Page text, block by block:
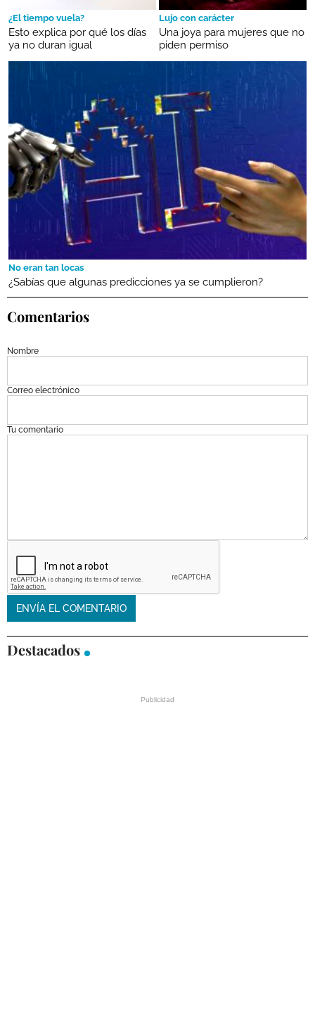
¿El tiempo vuela?
Esto explica por qué los días
ya no duran igual
Lujo con carácter
Una joya para mujeres que no
piden permiso
No eran tan locas
¿Sabías que algunas predicciones ya se cumplieron?
Comentarios
Nombre
Correo electrónico
Tu comentario
Destacados